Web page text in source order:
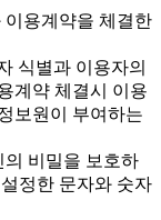
용계약을 체결한
식별과 이용자의
계약 체결시 이용
보원이 부여하는
비밀을 보호하
정한 문자와 숫자